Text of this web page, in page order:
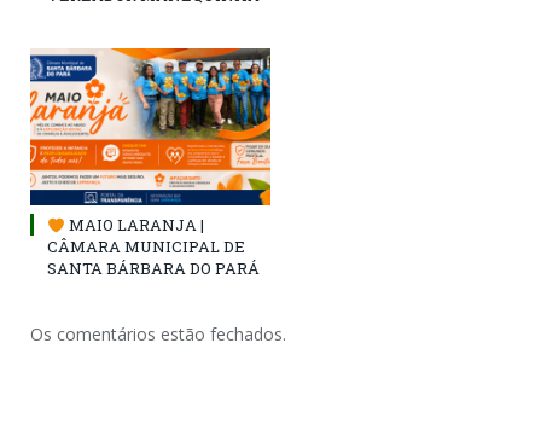
MAIO LARANJA |
CÂMARA MUNICIPAL DE
SANTA BÁRBARA DO PARÁ
Os comentários estão fechados.